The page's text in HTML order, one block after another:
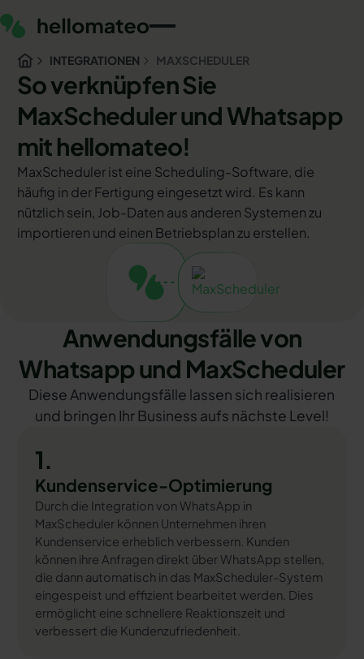
INTEGRATIONEN MAXSCHEDULER
So verknüpfen Sie
MaxScheduler und Whatsapp
mit hellomateo!
MaxScheduler ist eine Scheduling-Software, die
häufig in der Fertigung eingesetzt wird. Es kann
nützlich sein, Job-Daten aus anderen Systemen zu
importieren und einen Betriebsplan zu erstellen.
Anwendungsfälle von
Whatsapp und MaxScheduler
Diese Anwendungsfälle lassen sich realisieren
und bringen Ihr Business aufs nächste Level!
1.
Kundenservice-Optimierung
Durch die Integration von WhatsApp in
MaxScheduler können Unternehmen ihren
Kundenservice erheblich verbessern. Kunden
können ihre Anfragen direkt über WhatsApp stellen,
die dann automatisch in das MaxScheduler-System
eingespeist und effizient bearbeitet werden. Dies
ermöglicht eine schnellere Reaktionszeit und
verbessert die Kundenzufriedenheit.